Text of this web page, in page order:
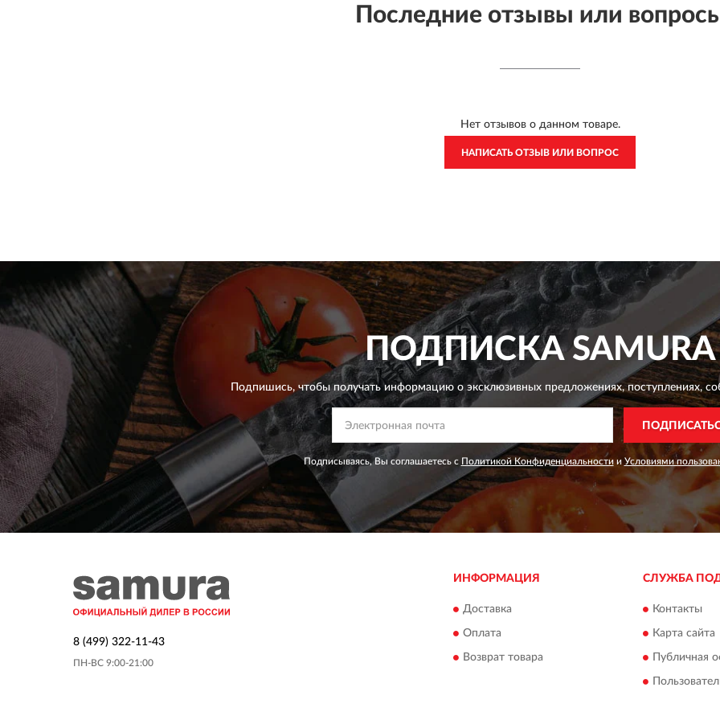
Последние отзывы или
Нет отзывов о данном товаре.
НАПИСАТЬ ОТЗЫВ ИЛИ ВОПРОС
ПОДПИСКАSAMURA
Подпишись, чтобы получать информацию о эксклюзивных предложениях,поступлениях,
Подписываясь, Вы соглашаетесь с Политикой Конфиденциальности и Условиями
8 (499) 322-11-43
ПН-ВС 9:00-21:00
ИНФОРМАЦИЯ
Доставка
Оплата
Возврат товара
СЛУЖБА
Контакты
Карта сайта
Публичная